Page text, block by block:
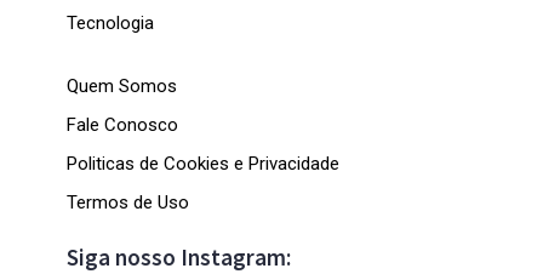
Tecnologia
Quem Somos
Fale Conosco
Politicas de Cookies e Privacidade
Termos de Uso
Siga nosso Instagram: